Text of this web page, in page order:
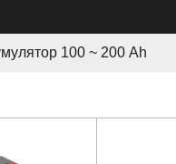
100 ~ 200 Аh